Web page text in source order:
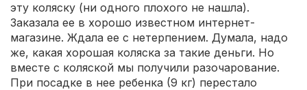
эту коляску (ни одного плохого не нашла).
Заказала ее в хорошо известном интернет-
магазине. Ждала ее с нетерпением. Думала, надо
же, какая хорошая коляска за такие деньги. Но
вместе с коляской мы получили разочарование.
При посадке в нее ребенка (9 кг) перестало